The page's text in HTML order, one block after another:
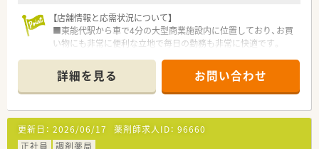
【店舗情報と応需状況について】
■東能代駅から車で4分の大型商業施設内に位置しており、お買
い物にも非常に便利な立地で毎日の勤務も非常に快適です。
に偏ることなく幅広い薬の知識を習得することが可能です。
■薬剤師1名と調剤事務2名の体制を整えており、一人ひとりの
患者様に対して非常に丁寧な服薬指導を行える環境です。
【法人特徴について】
■国内の小売業でトップクラスのシェアを誇る大手グループの
法人で、ショッピングモールを地域医療の拠点とするビジョンを
詳細を見る お問い合わせ
更新日： 2026/06/17 薬剤師求人ID： 96660
正社員
調剤薬局